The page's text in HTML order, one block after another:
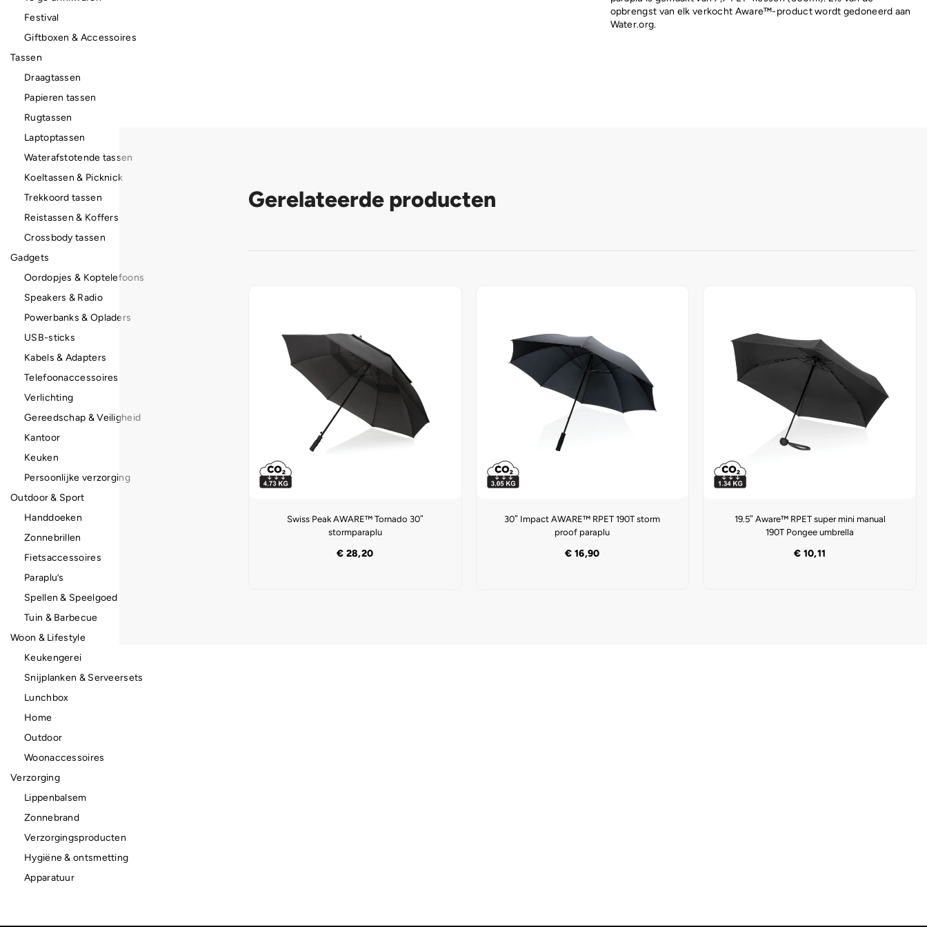
opbrengst van elk verkocht Aware™-product wordt gedoneerd aan
Water.org.
Gerelateerde producten
Swiss Peak AWARE™ Tornado 30″
stormparaplu
€ 28,20
30″ Impact AWARE™ RPET 190T storm
proof paraplu
€ 16,90
19.5″ Aware™ RPET super mini manual
190T Pongee umbrella
€ 10,11
Festival
Giftboxen & Accessoires
Tassen
Draagtassen
Papieren tassen
Rugtassen
Laptoptassen
Waterafstotende tassen
Koeltassen & Picknick
Trekkoord tassen
Reistassen & Koffers
Crossbody tassen
Gadgets
Oordopjes & Koptelefoons
Speakers & Radio
Powerbanks & Opladers
USB-sticks
Kabels & Adapters
Telefoonaccessoires
Verlichting
Gereedschap & Veiligheid
Kantoor
Keuken
Persoonlijke verzorging
Outdoor & Sport
Handdoeken
Zonnebrillen
Fietsaccessoires
Paraplu’s
Spellen & Speelgoed
Tuin & Barbecue
Woon & Lifestyle
Keukengerei
Snijplanken & Serveersets
Lunchbox
Home
Outdoor
Woonaccessoires
Verzorging
Lippenbalsem
Zonnebrand
Verzorgingsproducten
Hygiëne & ontsmetting
Apparatuur